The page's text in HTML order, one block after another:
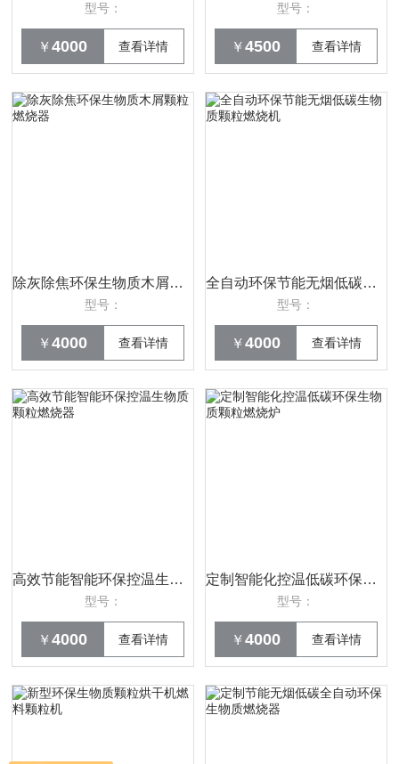
型号：
￥4000 查看详情
型号：
￥4500 查看详情
除灰除焦环保生物质木屑颗粒燃烧器
型号：
￥4000 查看详情
全自动环保节能无烟低碳生物质颗粒燃烧机
型号：
￥4000 查看详情
高效节能智能环保控温生物质颗粒燃烧器
型号：
￥4000 查看详情
定制智能化控温低碳环保生物质颗粒燃烧炉
型号：
￥4000 查看详情